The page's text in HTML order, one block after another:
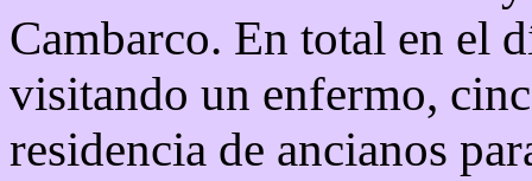
Cambarco. En total en el
visitando un enfermo,
residencia de ancianos